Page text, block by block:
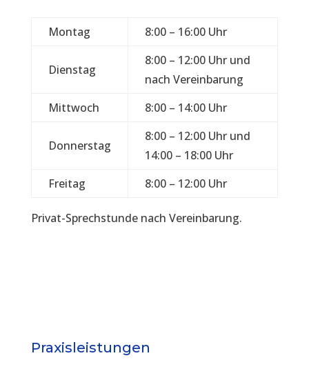
Montag 8:00 – 16:00 Uhr
Dienstag
8:00 – 12:00 Uhr und
nach Vereinbarung
Mittwoch
8:00 – 14:00 Uhr
Donnerstag
8:00 – 12:00 Uhr und
14:00 – 18:00 Uhr
Freitag
8:00 – 12:00 Uhr
Privat-Sprechstunde nach Vereinbarung.
Praxisleistungen